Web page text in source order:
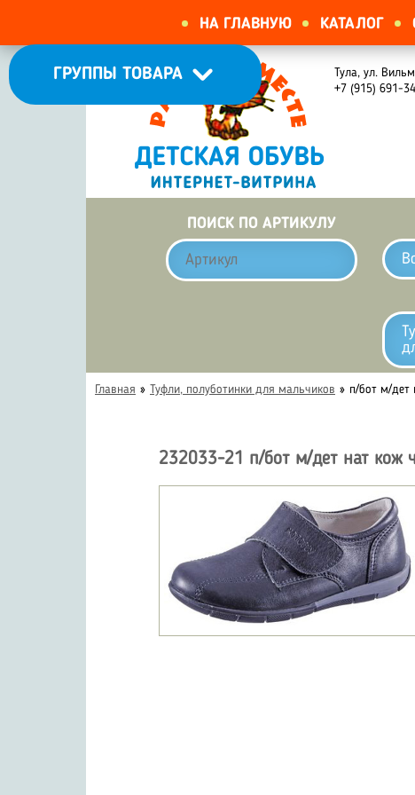
НА ГЛАВНУЮ КАТАЛОГ
Тула, ул.
+7 (915) 691-
ГРУППЫ ТОВАРА
ПОИСК ПО АРТИКУЛУ
Главная » Туфли, полуботинки для мальчиков » п/бот м/дет
232033-21 п/бот м/дет нат кож